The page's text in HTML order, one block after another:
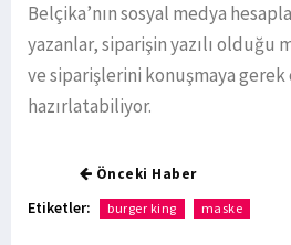
Belçika’nın sosyal medya
yazanlar, siparişin yazılı olduğu
ve siparişlerini konuşmaya gerek
hazırlatabiliyor.
Önceki Haber
Etiketler: burger king maske